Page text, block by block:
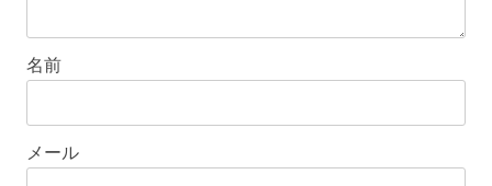
名前
メール